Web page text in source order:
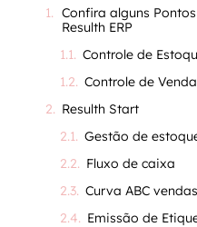
Confira alguns
Resulth ERP
Controle de
Controle de
Resulth Start
Gestão de
Fluxo de caixa
Curva ABC
Emissão de